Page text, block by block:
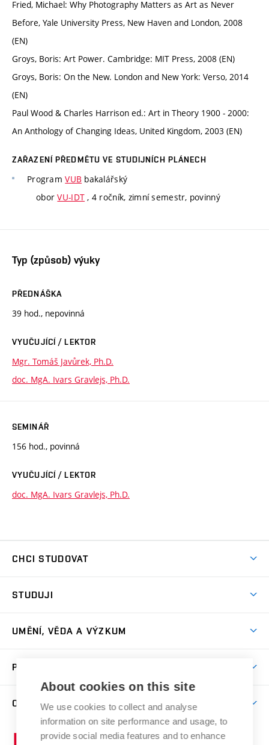
Fried, Michael: Why Photography Matters as Art as Never
Before, Yale University Press, New Haven and London, 2008
(EN)
Groys, Boris: Art Power. Cambridge: MIT Press, 2008 (EN)
Groys, Boris: On the New. London and New York: Verso, 2014
(EN)
Paul Wood & Charles Harrison ed.: Art in Theory 1900 - 2000:
An Anthology of Changing Ideas, United Kingdom, 2003 (EN)
ZAŘAZENÍ PŘEDMĚTU VE STUDIJNÍCH PLÁNECH
ProgramVUB bakalářský
oborVU-IDT , 4 ročník, zimní semestr, povinný
Typ (způsob) výuky
PŘEDNÁŠKA
39 hod., nepovinná
VYUČUJÍCÍ / LEKTOR
Mgr. Tomáš Javůrek, Ph.D.
doc. MgA. Ivars Gravlejs, Ph.D.
SEMINÁŘ
156 hod., povinná
VYUČUJÍCÍ / LEKTOR
doc. MgA. Ivars Gravlejs, Ph.D.
CHCI STUDOVAT
Přijímačky
Dny otevřených dveří
Přípravné kurzy
Studium bez bariér
Katedra teorií a dějin umění
Kabinety a dílny
STUDUJI
Časový plán studia
Studijní předpisy a formuláře
Studium a stáže v zahraničí
Rezidenční pobyty
UMĚNÍ, VĚDA A VÝZKUM
Publikační činnost
Projekty
Výstavy
PRO VEŘEJNOST
Letní školy a semestrální kurzy
Nakladatelská a vydavatelská činnost
Research Catalogue
O FAKULTĚ
Aktuality
Vysoké
About cookies on this site
We use cookies to collect and analyse
information on site performance and usage, to
provide social media features and to enhance